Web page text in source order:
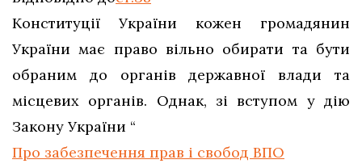
Конституції України кожен громадянин
України має право вільно обирати та бути
обраним до органів державної влади та
місцевих органів. Однак, зі вступом у дію
Закону України “
Про забезпечення прав і свобод ВПО